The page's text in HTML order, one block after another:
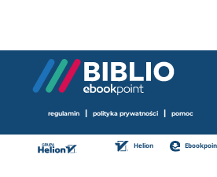
regulamin | polityka prywatności | pomoc
Helion